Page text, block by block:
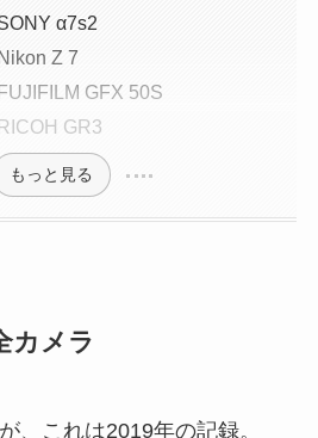
α7s2
Z 7
GFX 50S
GR3
もっと見る
カメラ
、これは2019年の記録。